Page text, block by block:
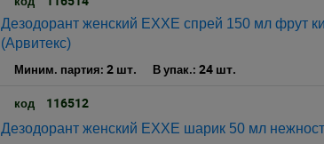
Дезодорант женский EXXE спрей 150 мл фрут
(Арвитекс)
Миним. партия: 2 шт. В упак.: 24 шт.
код 116512
Дезодорант женский EXXE шарик 50 мл